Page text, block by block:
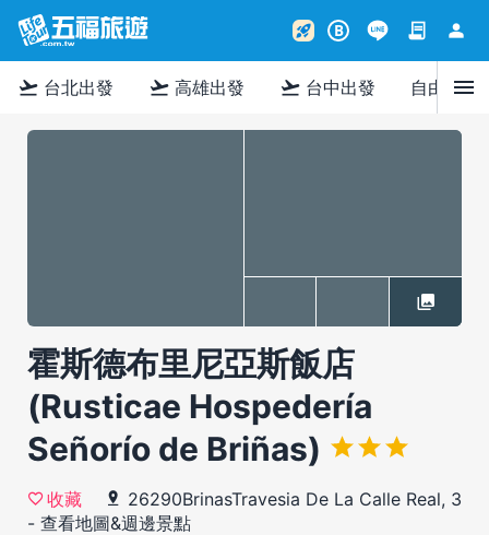
rocket_launch B contract person
flight_takeoff 台北出發 flight_takeoff 高雄出發 flight_takeoff 台中出發 自由行menu
霍斯德布里尼亞斯飯店
(Rusticae Hospedería
Señorío de Briñas)
收藏
26290BrinasTravesia De La Calle Real, 3
- 查看地圖&週邊景點